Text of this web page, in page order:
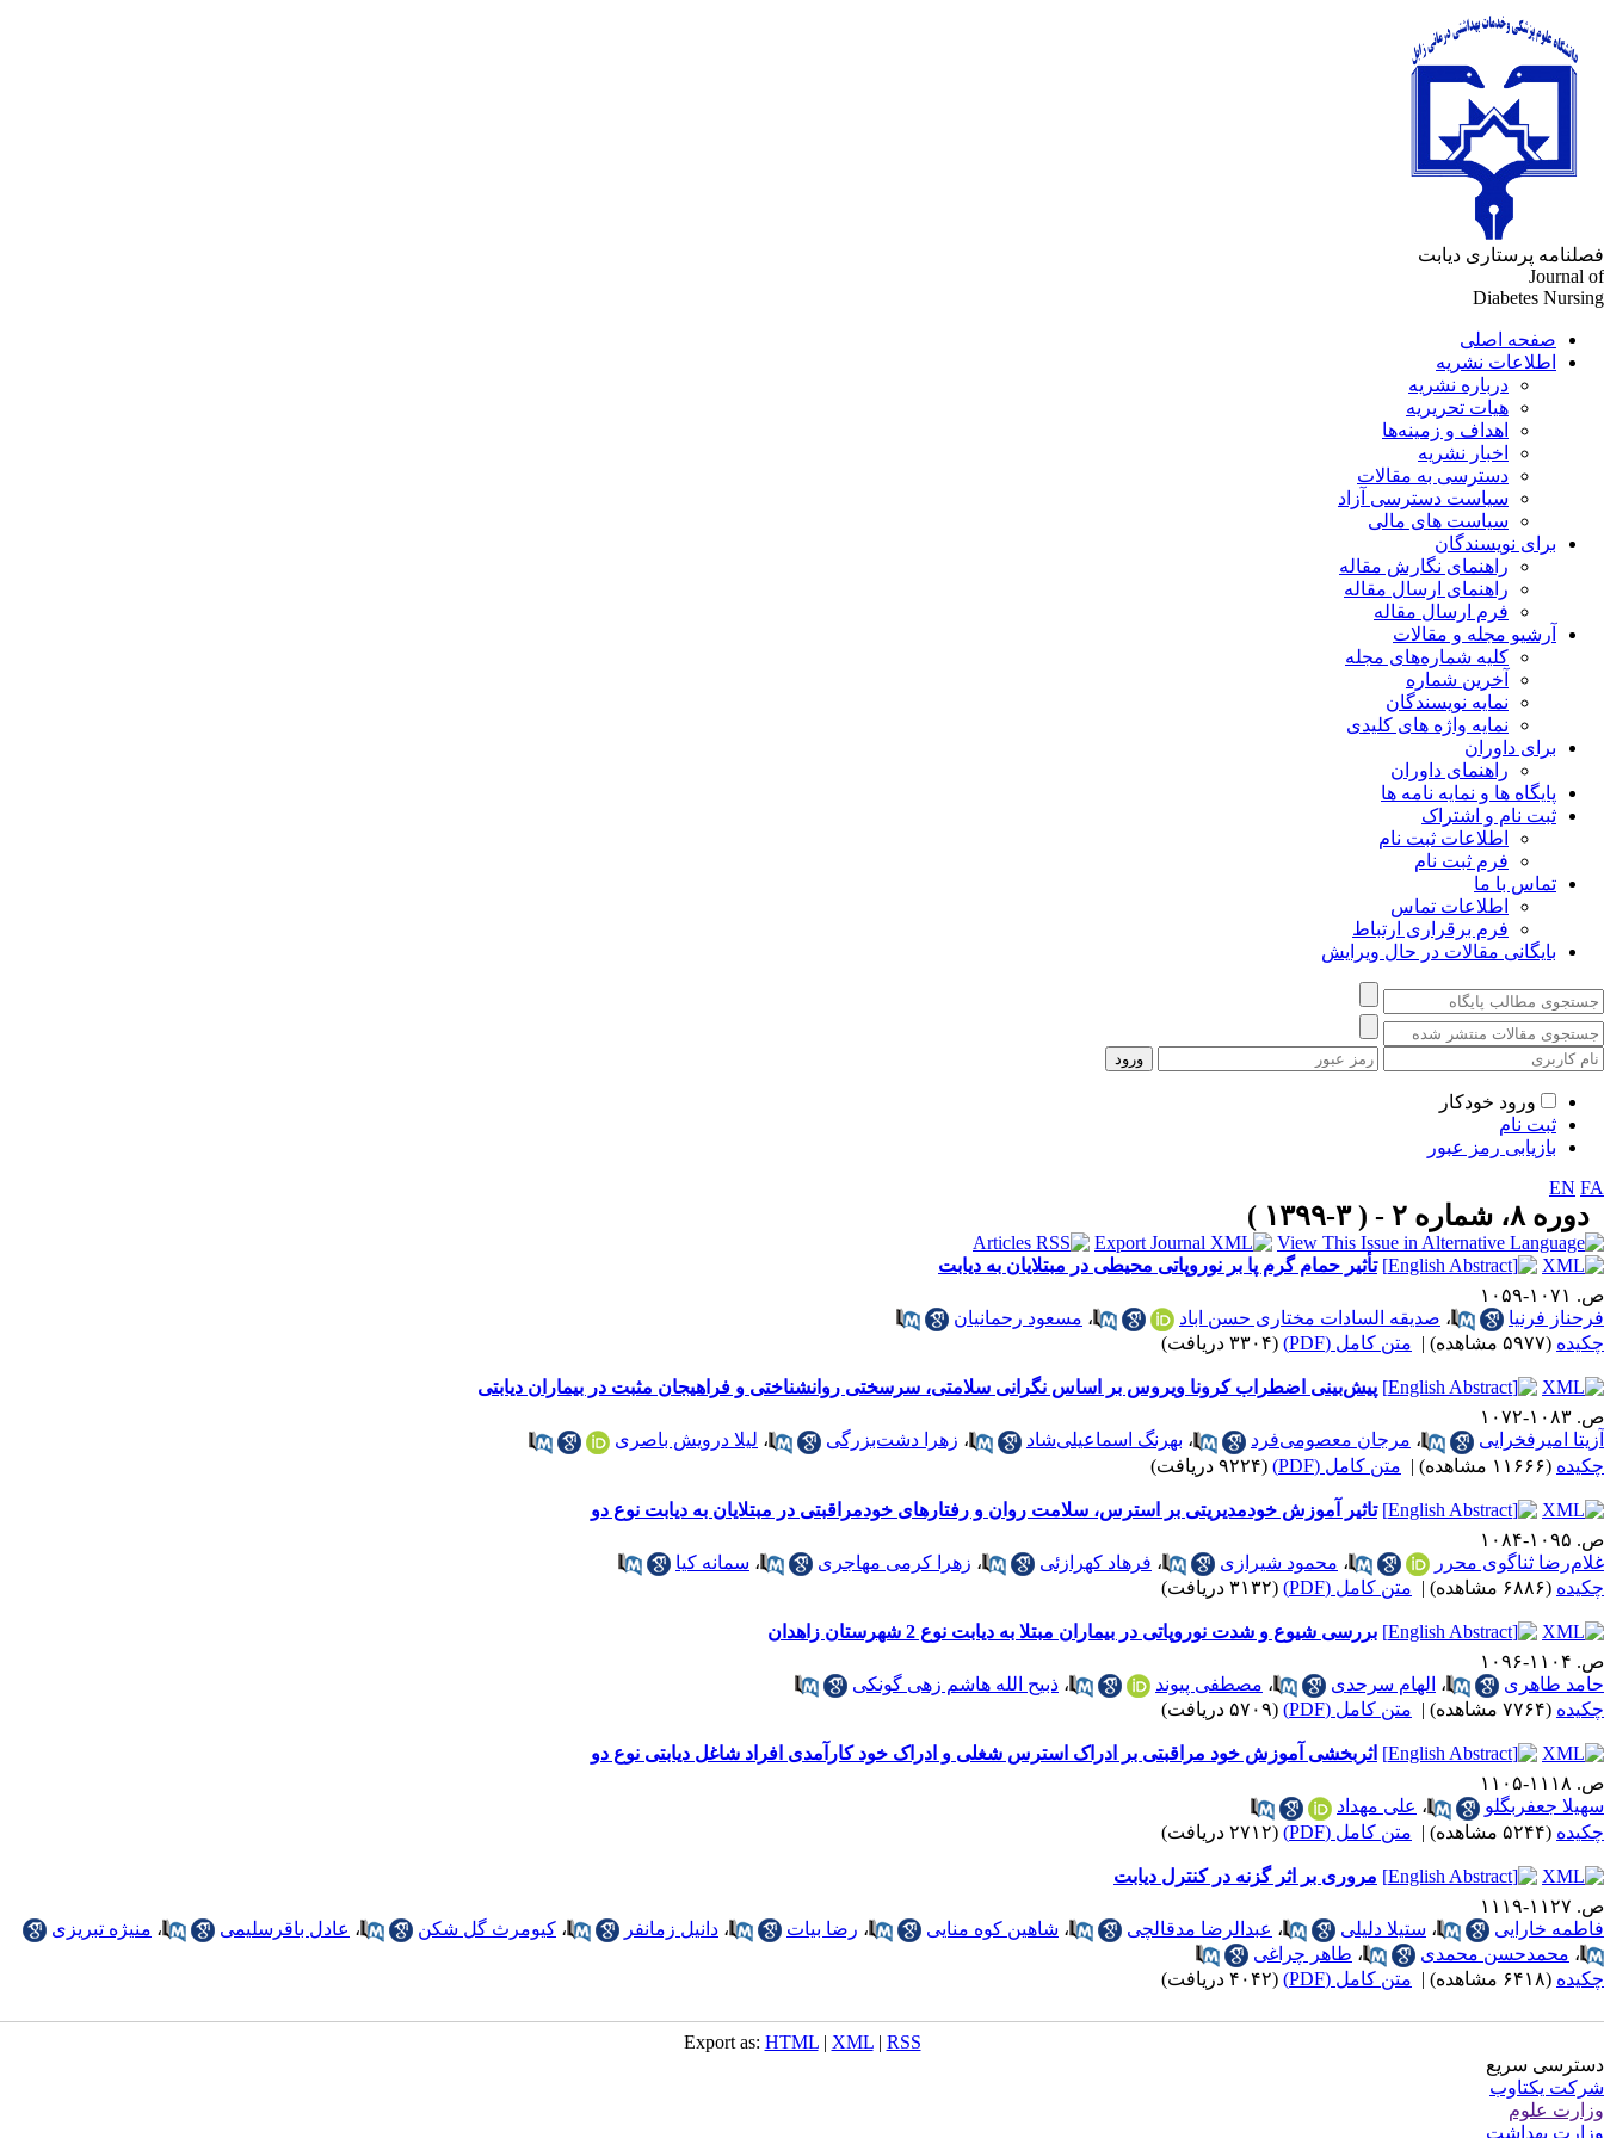
فصلنامه پرستاری دیابت
Journal of
Diabetes Nursing
صفحه اصلی
اطلاعات نشریه
درباره نشریه
هیات تحریریه
اهداف و زمینه‌ها
اخبار نشریه
دسترسی به مقالات
سیاست دسترسی آزاد
سیاست های مالی
برای نویسندگان
راهنمای نگارش مقاله
راهنمای ارسال مقاله
فرم ارسال مقاله
آرشیو مجله و مقالات
کلیه شماره‌های مجله
آخرین شماره
نمایه نویسندگان
نمایه واژه های کلیدی
برای داوران
راهنمای داوران
پایگاه ها و نمایه نامه ها
ثبت نام و اشتراک
اطلاعات ثبت نام
فرم ثبت نام
تماس با ما
اطلاعات تماس
فرم برقراری ارتباط
بایگانی مقالات در حال ویرایش
ورود خودکار
ثبت نام
بازیابی رمز عبور
EN FA
دوره ۸، شماره ۲ - ( ۳-۱۳۹۹ )
تأثیر حمام گرم پا بر نوروپاتی محیطی در مبتلایان به دیابت
ص. ۱۰۷۱-۱۰۵۹
فرحناز فرنیا
، صدیقه السادات مختاری حسن اباد ، مسعود رحمانیان
چکیده (۵۹۷۷ مشاهده) | متن کامل (PDF) (۳۳۰۴ دریافت)
پیش‌بینی اضطراب کرونا ویروس بر اساس نگرانی سلامتی، سرسختی روانشناختی و فراهیجان مثبت در بیماران دیابتی
ص. ۱۰۸۳-۱۰۷۲
آزیتا امیرفخرایی
، مرجان معصومی‌فرد ، بهرنگ اسماعیلی‌شاد ، زهرا دشت‌بزرگی ، لیلا درویش باصری
چکیده (۱۱۶۶۶ مشاهده) | متن کامل (PDF) (۹۲۲۴ دریافت)
تاثیر آموزش خودمدیریتی بر استرس، سلامت روان و رفتارهای خودمراقبتی در مبتلایان به دیابت نوع دو
ص. ۱۰۹۵-۱۰۸۴
غلام‌رضا ثناگوی محرر
، محمود شیرازی ، فرهاد کهرازئی ، زهرا کرمی مهاجری ، سمانه کیا
چکیده (۶۸۸۶ مشاهده) | متن کامل (PDF) (۳۱۳۲ دریافت)
بررسی شیوع و شدت نوروپاتی در بیماران مبتلا به دیابت نوع 2 شهرستان زاهدان
ص. ۱۱۰۴-۱۰۹۶
حامد طاهری
، الهام سرحدی ، مصطفی پیوند ، ذبیح الله هاشم زهی گونکی
چکیده (۷۷۶۴ مشاهده) | متن کامل (PDF) (۵۷۰۹ دریافت)
اثربخشی آموزش خود مراقبتی بر ادراک استرس شغلی و ادراک خود کارآمدی افراد شاغل دیابتی نوع دو
ص. ۱۱۱۸-۱۱۰۵
سهیلا جعفربگلو
، علی مهداد
چکیده (۵۲۴۴ مشاهده) | متن کامل (PDF) (۲۷۱۲ دریافت)
مروری بر اثر گزنه در کنترل دیابت
ص. ۱۱۲۷-۱۱۱۹
فاطمه خارایی
، ستیلا دلیلی ، عبدالرضا مدقالچی ، شاهین کوه منایی ، رضا بیات ، دانیل زمانفر ، کیومرث گل شکن ، عادل باقرسلیمی ، منیژه تبریزی
، محمدحسن محمدی ، طاهر چراغی
چکیده (۶۴۱۸ مشاهده) | متن کامل (PDF) (۴۰۴۲ دریافت)
Export as: HTML| XML| RSS
دسترسی سریع
شرکت یکتاوب
وزارت علوم
وزارت بهداشت